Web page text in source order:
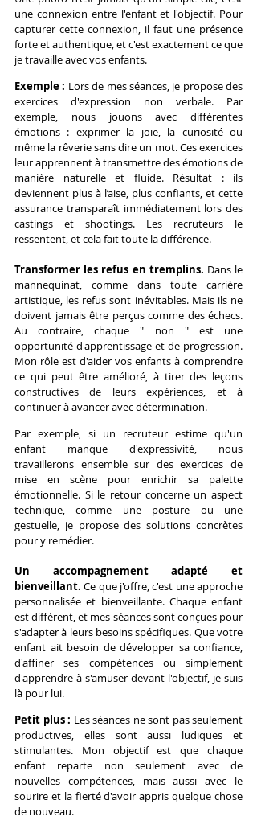
une connexion entre l'enfant et l'objectif. Pour
capturer cette connexion, il faut une présence
forte et authentique, et c'est exactement ce que
je travaille avec vos enfants.
Exemple : Lors de mes séances, je propose des
exercices d'expression non verbale. Par
exemple, nous jouons avec différentes
émotions : exprimer la joie, la curiosité ou
même la rêverie sans dire un mot. Ces exercices
leur apprennent à transmettre des émotions de
manière naturelle et fluide. Résultat : ils
deviennent plus à l’aise, plus confiants, et cette
assurance transparaît immédiatement lors des
castings et shootings. Les recruteurs le
ressentent, et cela fait toute la différence.
Transformer les refus en tremplins. Dans le
mannequinat, comme dans toute carrière
artistique, les refus sont inévitables. Mais ils ne
doivent jamais être perçus comme des échecs.
Au contraire, chaque " non " est une
opportunité d'apprentissage et de progression.
Mon rôle est d'aider vos enfants à comprendre
ce qui peut être amélioré, à tirer des leçons
constructives de leurs expériences, et à
continuer à avancer avec détermination.
Par exemple, si un recruteur estime qu'un
enfant manque d'expressivité, nous
travaillerons ensemble sur des exercices de
mise en scène pour enrichir sa palette
émotionnelle. Si le retour concerne un aspect
technique, comme une posture ou une
gestuelle, je propose des solutions concrètes
pour y remédier.
Un accompagnement adapté et
bienveillant. Ce que j'offre, c'est une approche
personnalisée et bienveillante. Chaque enfant
est différent, et mes séances sont conçues pour
s'adapter à leurs besoins spécifiques. Que votre
enfant ait besoin de développer sa confiance,
d'affiner ses compétences ou simplement
d'apprendre à s'amuser devant l'objectif, je suis
là pour lui.
Petit plus : Les séances ne sont pas seulement
productives, elles sont aussi ludiques et
stimulantes. Mon objectif est que chaque
enfant reparte non seulement avec de
nouvelles compétences, mais aussi avec le
sourire et la fierté d'avoir appris quelque chose
de nouveau.